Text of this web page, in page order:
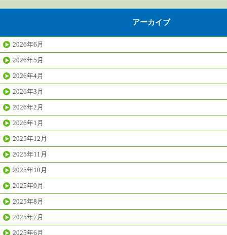
アーカイブ
2026年6月
2026年5月
2026年4月
2026年3月
2026年2月
2026年1月
2025年12月
2025年11月
2025年10月
2025年9月
2025年8月
2025年7月
2025年6月